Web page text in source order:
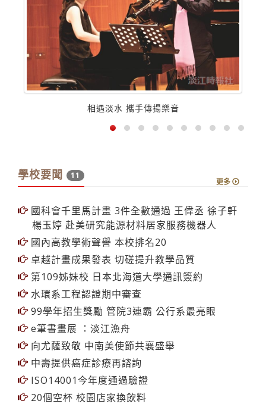
相遇淡水 攜手傳揚樂音
國科會千里馬計畫 3件全數通過 王偉丞 徐子軒
楊玉婷 赴美研究能源材料居家服務機器人
國內高教學術聲譽 本校排名20
卓越計畫成果發表 切磋提升教學品質
第109姊妹校 日本北海道大學通訊簽約
水環系工程認證期中審查
99學年招生獎勵 管院3連霸 公行系最亮眼
e筆書畫展 ：淡江漁舟
向尤薩致敬 中南美使節共襄盛舉
中壽提供癌症診療再諮詢
ISO14001今年度通過驗證